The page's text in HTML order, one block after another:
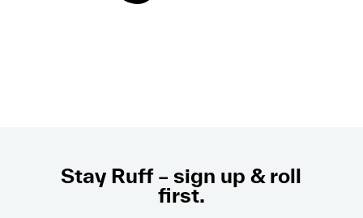
Stay Ruff – sign up & roll
first.